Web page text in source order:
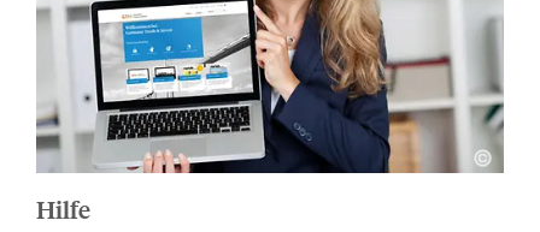
Hilfe